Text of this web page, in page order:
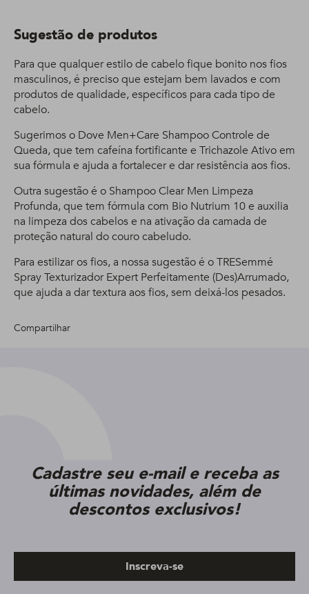
Sugestão de produtos
Para que qualquer estilo de cabelo fique bonito nos fios
masculinos, é preciso que estejam bem lavados e com
produtos de qualidade, específicos para cada tipo de
cabelo.
Sugerimos o Dove Men+Care Shampoo Controle de
Queda, que tem cafeína fortificante e Trichazole Ativo em
sua fórmula e ajuda a fortalecer e dar resistência aos fios.
Outra sugestão é o Shampoo Clear Men Limpeza
Profunda, que tem fórmula com Bio Nutrium 10 e auxilia
na limpeza dos cabelos e na ativação da camada de
proteção natural do couro cabeludo.
Para estilizar os fios, a nossa sugestão é o TRESemmé
Spray Texturizador Expert Perfeitamente (Des)Arrumado,
que ajuda a dar textura aos fios, sem deixá-los pesados.
Compartilhar
Cadastre seu e-mail e receba as
últimas novidades, além de
descontos exclusivos!
Inscreva-se